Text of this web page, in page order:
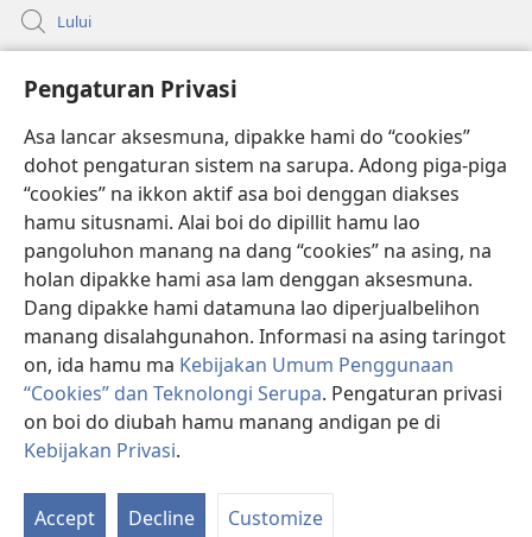
Pengaturan Privasi
Asa lancar aksesmuna, dipakke hami do “cookies”
dohot pengaturan sistem na sarupa. Adong piga-piga
“cookies” na ikkon aktif asa boi denggan diakses
hamu situsnami. Alai boi do dipillit hamu lao
pangoluhon manang na dang “cookies” na asing, na
holan dipakke hami asa lam denggan aksesmuna.
Dang dipakke hami datamuna lao diperjualbelihon
manang disalahgunahon. Informasi na asing taringot
on, ida hamu ma Kebijakan Umum Penggunaan
“Cookies” dan Teknolongi Serupa. Pengaturan privasi
on boi do diubah hamu manang andigan pe di
Kebijakan Privasi.
Accept Decline Customize
Lului
(opens
new
window)PERPUSTAKAAN ONLINE Joujou Paboahon™
(opens
new
window)JW Hub
(opens
new
window)JW Library ®
Copyright© 2026 Watch Tower Bible and Tract Society of Pennsylvania.
ATURAN LAO MAMAKKE